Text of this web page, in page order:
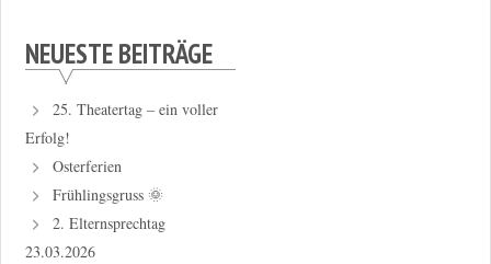
NEUESTE BEITRÄGE
25. Theatertag – ein voller
Erfolg!
Osterferien
Frühlingsgruss 🌞
2. Elternsprechtag
23.03.2026